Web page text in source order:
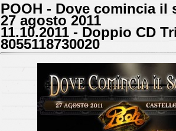
POOH - Dove comincia il
27 agosto 2011
11.10.2011 - Doppio CD
8055118730020